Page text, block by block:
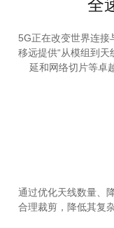
5G正在改变世界连接
移远提供“从模组到天线
延和网络切片等卓越
通过优化天线数量
合理裁剪，降低其复杂度